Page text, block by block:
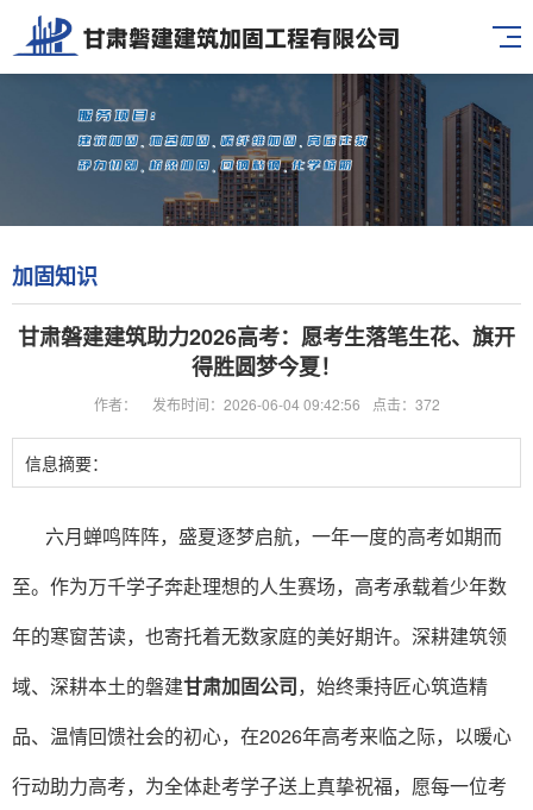
加固知识
甘肃磐建建筑助力2026高考：愿考生落笔生花、旗开
得胜圆梦今夏！
作者： 发布时间：2026-06-04 09:42:56 点击：372
信息摘要：
六月蝉鸣阵阵，盛夏逐梦启航，一年一度的高考如期而
至。作为万千学子奔赴理想的人生赛场，高考承载着少年数
年的寒窗苦读，也寄托着无数家庭的美好期许。深耕建筑领
域、深耕本土的磐建甘肃加固公司，始终秉持匠心筑造精
品、温情回馈社会的初心，在2026年高考来临之际，以暖心
行动助力高考，为全体赴考学子送上真挚祝福，愿每一位考